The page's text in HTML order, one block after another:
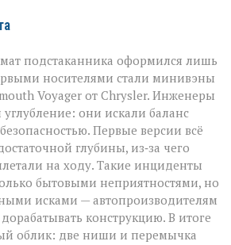
подстаканника оформился лишь
носителями стали минивэны
Voyager от Chrysler. Инженеры
они искали баланс
Первые версии всё
глубины, из‑за чего
на ходу. Такие инциденты
бытовыми неприятностями, но
исками — автопроизводителям
конструкцию. В итоге
облик: две ниши и перемычка